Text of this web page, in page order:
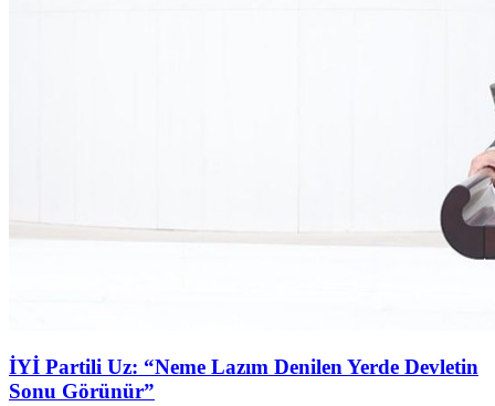
İYİ Partili Uz: “Neme Lazım Denilen Yerde Devletin
Sonu Görünür”